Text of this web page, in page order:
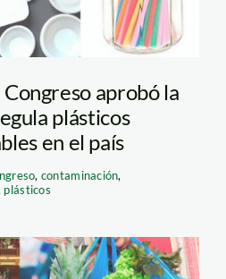
aprobó la
plásticos
en el país
, contaminación,
plásticos